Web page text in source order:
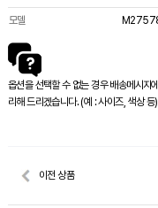
모델
옵션을 선택할 수 없는 경우 배송메시지
리해 드리겠습니다. (예 : 사이즈, 색상 등)
이전 상품